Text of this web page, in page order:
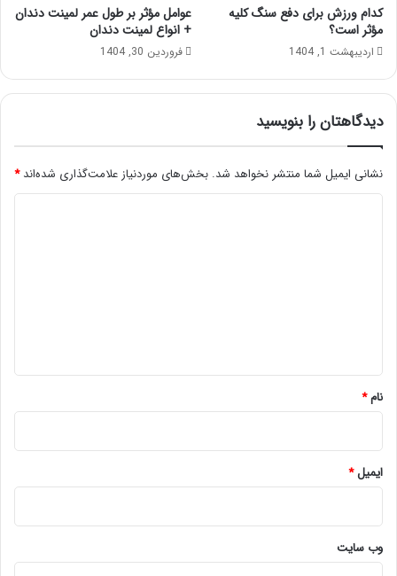
کدام ورزش برای دفع سنگ کلیه
مؤثر است؟
اردیبهشت 1, 1404
عوامل مؤثر بر طول عمر لمینت دندان
+ انواع لمینت دندان
فروردین 30, 1404
دیدگاهتان را بنویسید
نشانی ایمیل شما منتشر نخواهد شد. بخش‌های موردنیاز علامت‌گذاری شده‌اند*
نام*
ایمیل*
وب‌ سایت